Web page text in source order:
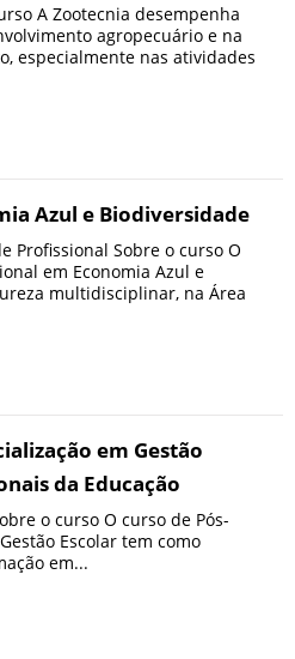
A Zootecnia desempenha
agropecuário e na
especialmente nas atividades
Azul e Biodiversidade
Profissional Sobre o curso O
em Economia Azul e
multidisciplinar, na Área
em Gestão
da Educação
o curso O curso de Pós-
Escolar tem como
em...